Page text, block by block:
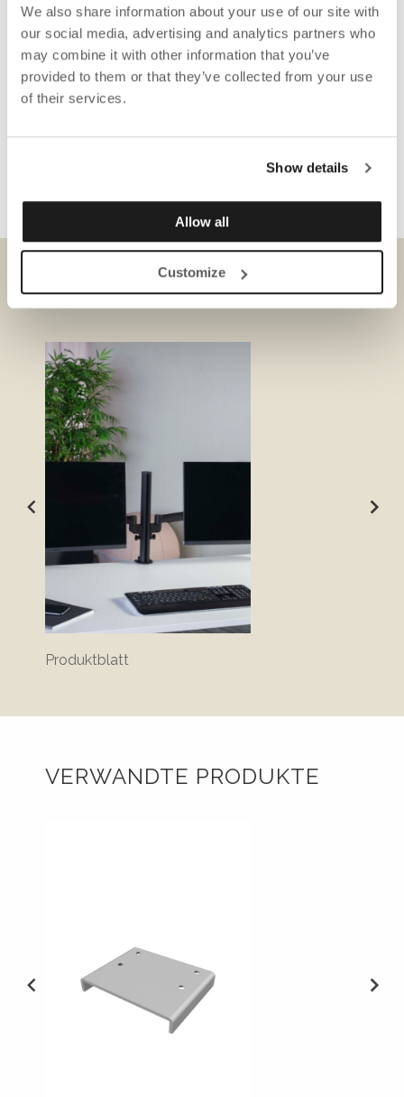
We also share information about your use of our site with
our social media, advertising and analytics partners who
may combine it with other information that you’ve
provided to them or that they’ve collected from your use
of their services.
Show details
Allow all
Customize
HERUNTERLADEN
Produktblatt
VERWANDTE PRODUKTE